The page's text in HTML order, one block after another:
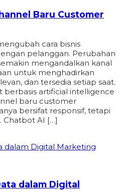
Baru Customer
cara bisnis
pelanggan. Perubahan
mengandalkan kanal
untuk menghadirkan
dan tersedia setiap saat.
berbasis artificial intelligence
baru customer
bersifat responsif, tetapi
Chatbot AI […]
dalam Digital